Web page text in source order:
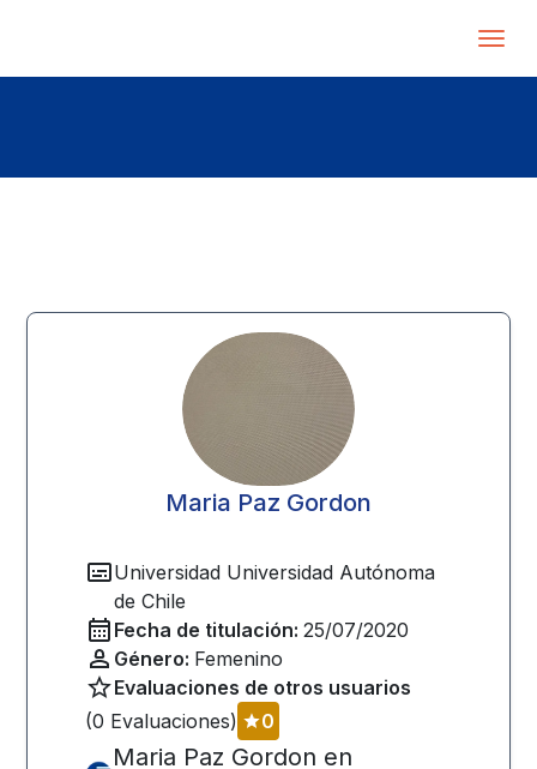
Maria Paz Gordon
Universidad Universidad Autónoma
de Chile
Fecha de titulación: 25/07/2020
Género: Femenino
Evaluaciones de otros usuarios
(0 Evaluaciones) 0
Maria Paz Gordon en